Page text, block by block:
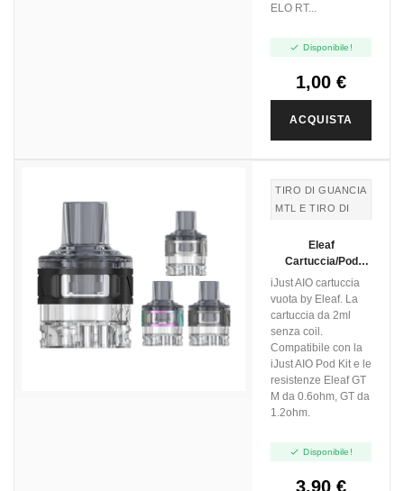
ELO RT...
 Disponibile!
1,00 €
ACQUISTA
TIRO DI GUANCIA
MTL E TIRO DI
TIRO IN GUANCIA
MTL E TIRO DI
POLMONI DTL
Eleaf
Cartuccia/pod
SENZA COIL Per
IJust AIO
iJust AIO cartuccia
vuota by Eleaf. La
cartuccia da 2ml
senza coil.
Compatibile con la
iJust AIO Pod Kit e le
resistenze Eleaf GT
M da 0.6ohm, GT da
1.2ohm.
 Disponibile!
3,90 €